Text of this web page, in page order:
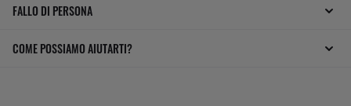
FALLO DI PERSONA
COME POSSIAMO AIUTARTI?